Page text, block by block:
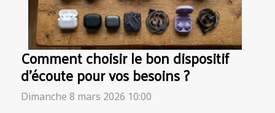
Comment choisir le bon dispositif
d'écoute pour vos besoins ?
Dimanche 8 mars 2026 10:00